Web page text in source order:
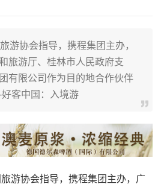
游协会指导，携程集团主办，
旅游厅、桂林市人民政府支
有限公司作为目的地合作伙伴
客中国：入境游
协会指导，携程集团主办，广